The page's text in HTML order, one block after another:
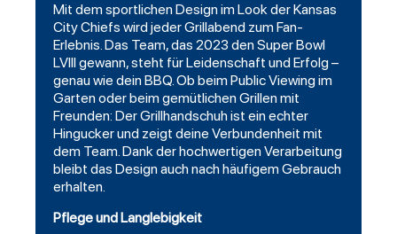
Mit dem sportlichen Design im Look der Kansas
City Chiefs wird jeder Grillabend zum Fan-
Erlebnis. Das Team, das 2023 den Super Bowl
LVIII gewann, steht für Leidenschaft und Erfolg –
genau wie dein BBQ. Ob beim Public Viewing im
Garten oder beim gemütlichen Grillen mit
Freunden: Der Grillhandschuh ist ein echter
Hingucker und zeigt deine Verbundenheit mit
dem Team. Dank der hochwertigen Verarbeitung
bleibt das Design auch nach häufigem Gebrauch
erhalten.
Pflege und Langlebigkeit